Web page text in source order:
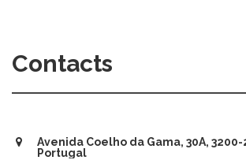
Contacts
Avenida Coelho da Gama, 30A, 3200-
Portugal